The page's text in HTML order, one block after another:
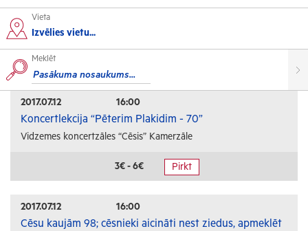
Kultūra
Izstādes
Koncerti
Izrādes
Festivāli un svētki
Kino
Citi pasākumi
Sports
Vieta
Izvēlies vietu...
Meklēt
2017.07.12 16:00
Koncertlekcija “Pēterim Plakidim - 70”
Vidzemes koncertzāles “Cēsis” Kamerzāle
3€ - 6€ Pirkt
2017.07.12 16:00
Cēsu kaujām 98; cēsnieki aicināti nest ziedus, apmeklēt